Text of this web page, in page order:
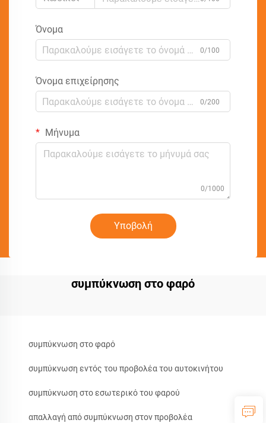
Όνομα
0/100
Όνομα επιχείρησης
0/200
Μήνυμα
0/1000
Υποβολή
συμπύκνωση στο φαρό
συμπύκνωση στο φαρό
συμπύκνωση εντός του προβολέα του αυτοκινήτου
συμπύκνωση στο εσωτερικό του φαρού
απαλλαγή από συμπύκνωση στον προβολέα